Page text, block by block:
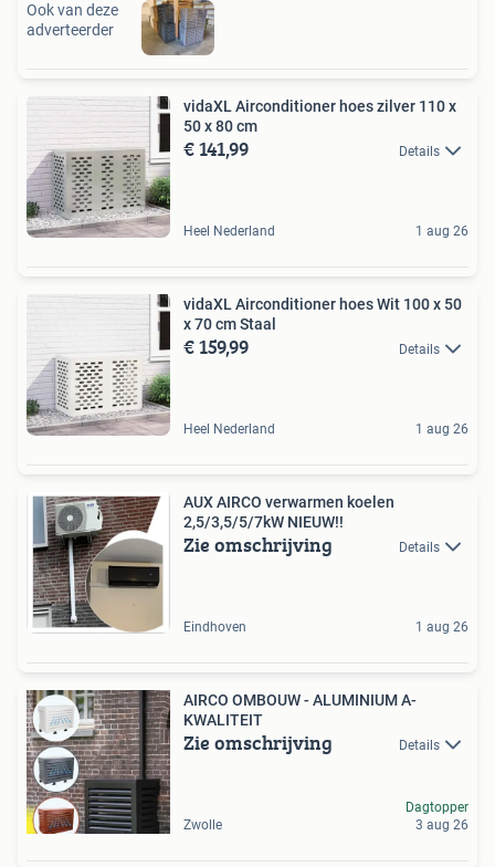
Ook van deze
adverteerder
vidaXL Airconditioner hoes zilver 110 x
50 x 80 cm
€ 141,99 Details
Heel Nederland 1 aug 26
vidaXL Airconditioner hoes Wit 100 x 50
x 70 cm Staal
€ 159,99 Details
Heel Nederland 1 aug 26
AUX AIRCO verwarmen koelen
2,5/3,5/5/7kW NIEUW!!
Zie omschrijving Details
Eindhoven 1 aug 26
AIRCO OMBOUW - ALUMINIUM A-
KWALITEIT
Zie omschrijving Details
Zwolle
Dagtopper
3 aug 26